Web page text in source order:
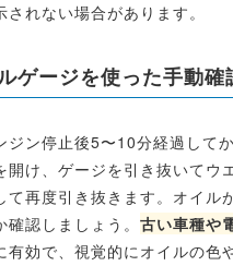
れない場合があります。
ゲージを使った手動確
ジン停止後5〜10分経過して
開け、ゲージを引き抜いてウ
て再度引き抜きます。オイル
認しましょう。 古い車種や
有効で、視覚的にオイルの色